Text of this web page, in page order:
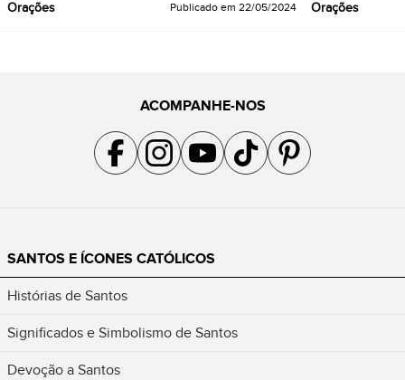
Orações
Publicado em 22/05/2024
Orações
ACOMPANHE-NOS
Acompanhe a gente no Facebook
Acompanhe a gente no Instagram
Acompanhe a gente no YouTube
Acompanhe a gente no TikTok
Acompanhe a gente no
SANTOS E ÍCONES CATÓLICOS
Histórias de Santos
Significados e Simbolismo de Santos
Devoção a Santos